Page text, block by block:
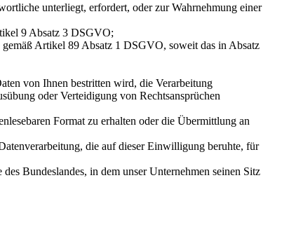
unterliegt, erfordert, oder zur Wahrnehmung einer
9 Absatz 3 DSGVO;
Artikel 89 Absatz 1 DSGVO, soweit das in Absatz
von Ihnen bestritten wird, die Verarbeitung
oder Verteidigung von Rechtsansprüchen
Format zu erhalten oder die Übermittlung an
die auf dieser Einwilligung beruhte, für
Bundeslandes, in dem unser Unternehmen seinen Sitz